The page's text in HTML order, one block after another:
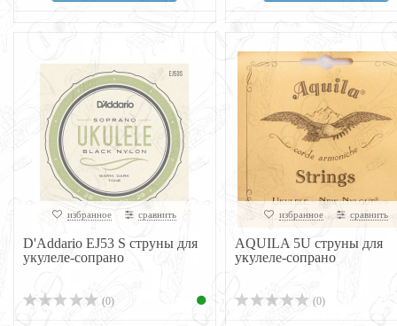
избранное сравнить
D'Addario EJ53 S струны для
укулеле-сопрано
(0)
избранное сравнить
AQUILA 5U струны для
укулеле-сопрано
(0)